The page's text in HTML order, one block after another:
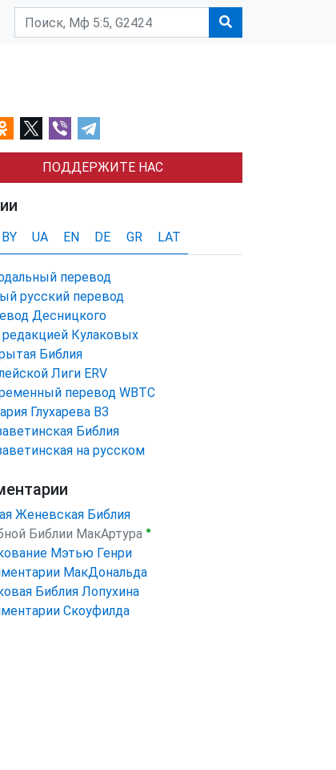
ПОДДЕРЖИТЕ НАС
BY UA EN DE GR LAT
перевод
русский перевод
Десницкого
Кулаковых
Библия
Лиги ERV
перевод WBTC
Глухарева ВЗ
Библия
на русском
Женевская Библия
Библии МакАртура ●
Мэтью Генри
МакДональда
Библия Лопухина
Скоуфилда